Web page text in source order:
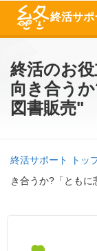
終活サポ
終活のお
向き合う
図書販売"
終活サポート トッ
き合うか?「ともに